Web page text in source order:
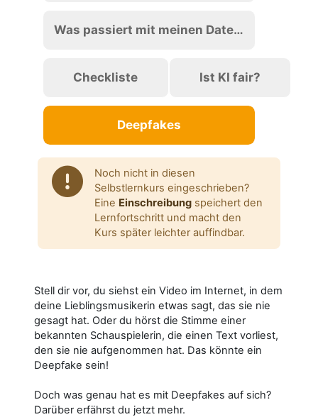
Was passiert mit meinen Daten?
Checkliste Ist KI fair?
Deepfakes
Noch nicht in diesen
Selbstlernkurs eingeschrieben?
Eine Einschreibung speichert den
Lernfortschritt und macht den
Kurs später leichter auffindbar.
Stell dir vor, du siehst ein Video im Internet, in dem
deine Lieblingsmusikerin etwas sagt, das sie nie
gesagt hat. Oder du hörst die Stimme einer
bekannten Schauspielerin, die einen Text vorliest,
den sie nie aufgenommen hat. Das könnte ein
Deepfake sein!
Doch was genau hat es mit Deepfakes auf sich?
Darüber erfährst du jetzt mehr.